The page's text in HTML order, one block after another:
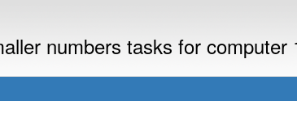
numbers tasks for computer